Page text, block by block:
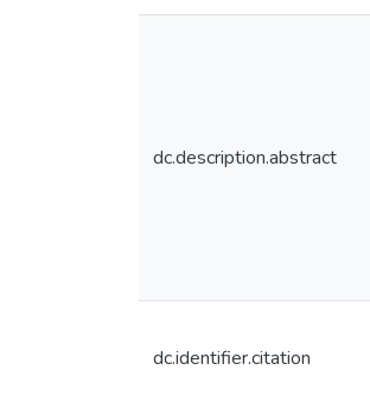
dc.description.abstract
dc.identifier.citation